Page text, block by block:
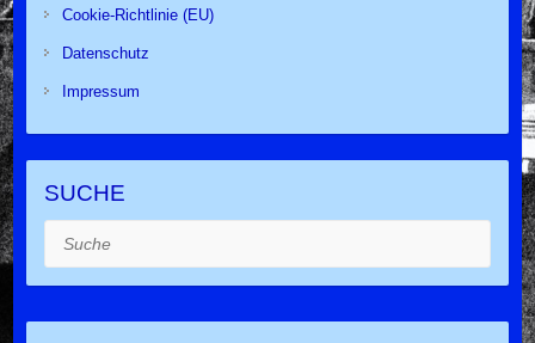
Cookie-Richtlinie (EU)
Datenschutz
Impressum
SUCHE
Suche